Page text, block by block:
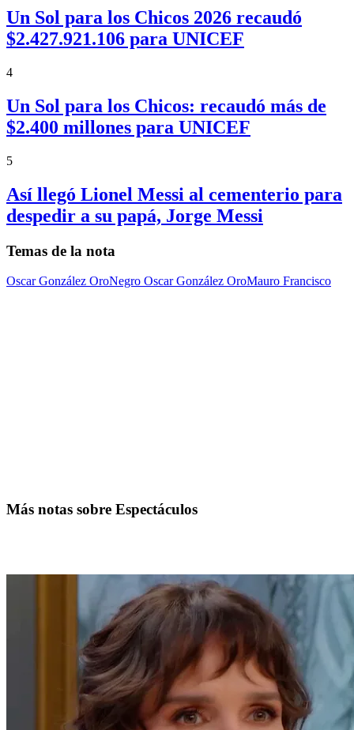
Un Sol para los Chicos 2026 recaudó
$2.427.921.106 para UNICEF
4
Un Sol para los Chicos: recaudó más de
$2.400 millones para UNICEF
5
Así llegó Lionel Messi al cementerio para
despedir a su papá, Jorge Messi
Temas de la nota
Oscar González OroNegro Oscar González OroMauro Francisco
Más notas sobre Espectáculos